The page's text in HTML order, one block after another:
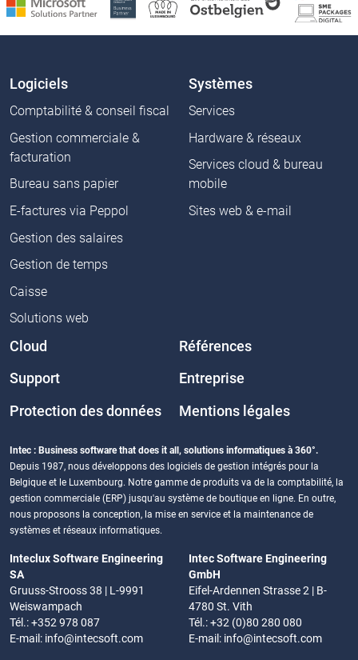
Logiciels
Comptabilité & conseil fiscal
Gestion commerciale &
facturation
Bureau sans papier
E-factures via Peppol
Gestion des salaires
Gestion de temps
Caisse
Solutions web
Systèmes
Services
Hardware & réseaux
Services cloud & bureau
mobile
Sites web & e-mail
Cloud Références
Support Entreprise
Protection des données Mentions légales
Intec : Business software that does it all, solutions informatiques à 360°.
Depuis 1987, nous développons des logiciels de gestion intégrés pour la
Belgique et le Luxembourg. Notre gamme de produits va de la comptabilité, la
gestion commerciale (ERP) jusqu'au système de boutique en ligne. En outre,
nous proposons la conception, la mise en service et la maintenance de
systèmes et réseaux informatiques.
Inteclux Software Engineering
SA
Gruuss-Strooss 38 | L-9991
Weiswampach
Tél.: +352 978 087
E-mail: info@intecsoft.com
Intec Software Engineering
GmbH
Eifel-Ardennen Strasse 2 | B-
4780 St. Vith
Tél.: +32 (0)80 280 080
E-mail: info@intecsoft.com